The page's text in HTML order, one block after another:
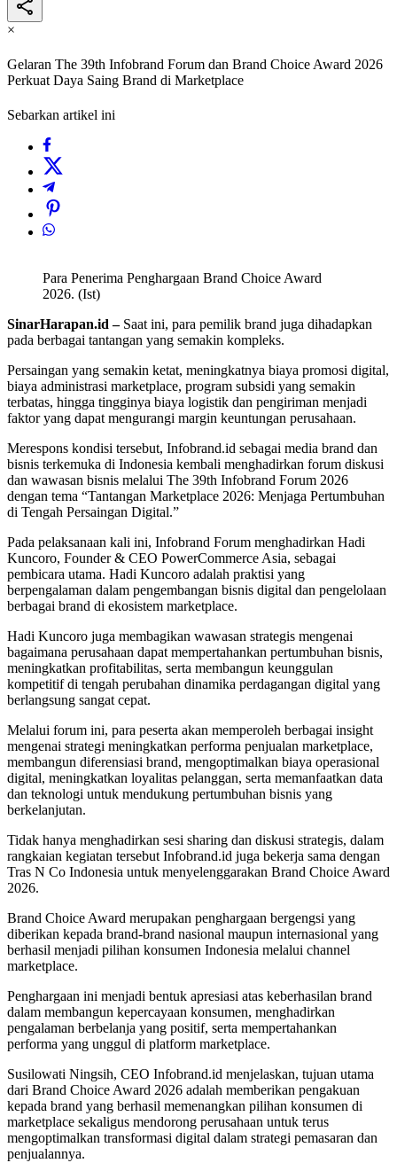
×
Gelaran The 39th Infobrand Forum dan Brand Choice Award 2026
Perkuat Daya Saing Brand di Marketplace
Sebarkan artikel ini
Para Penerima Penghargaan Brand Choice Award
2026. (Ist)
SinarHarapan.id –Saat ini, para pemilik brand juga dihadapkan
pada berbagai tantangan yang semakin kompleks.
Persaingan yang semakin ketat, meningkatnya biaya promosi digital,
biaya administrasi marketplace, program subsidi yang semakin
terbatas, hingga tingginya biaya logistik dan pengiriman menjadi
faktor yang dapat mengurangi margin keuntungan perusahaan.
Merespons kondisi tersebut, Infobrand.id sebagai media brand dan
bisnis terkemuka di Indonesia kembali menghadirkan forum diskusi
dan wawasan bisnis melalui The 39th Infobrand Forum 2026
dengan tema “Tantangan Marketplace 2026: Menjaga Pertumbuhan
di Tengah Persaingan Digital.”
Pada pelaksanaan kali ini, Infobrand Forum menghadirkan Hadi
Kuncoro, Founder & CEO PowerCommerce Asia, sebagai
pembicara utama. Hadi Kuncoro adalah praktisi yang
berpengalaman dalam pengembangan bisnis digital dan pengelolaan
berbagai brand di ekosistem marketplace.
Hadi Kuncoro juga membagikan wawasan strategis mengenai
bagaimana perusahaan dapat mempertahankan pertumbuhan bisnis,
meningkatkan profitabilitas, serta membangun keunggulan
kompetitif di tengah perubahan dinamika perdagangan digital yang
berlangsung sangat cepat.
Melalui forum ini, para peserta akan memperoleh berbagai insight
mengenai strategi meningkatkan performa penjualan marketplace,
membangun diferensiasi brand, mengoptimalkan biaya operasional
digital, meningkatkan loyalitas pelanggan, serta memanfaatkan data
dan teknologi untuk mendukung pertumbuhan bisnis yang
berkelanjutan.
Tidak hanya menghadirkan sesi sharing dan diskusi strategis, dalam
rangkaian kegiatan tersebut Infobrand.id juga bekerja sama dengan
Tras N Co Indonesia untuk menyelenggarakan Brand Choice Award
2026.
Brand Choice Award merupakan penghargaan bergengsi yang
diberikan kepada brand-brand nasional maupun internasional yang
berhasil menjadi pilihan konsumen Indonesia melalui channel
marketplace.
Penghargaan ini menjadi bentuk apresiasi atas keberhasilan brand
dalam membangun kepercayaan konsumen, menghadirkan
pengalaman berbelanja yang positif, serta mempertahankan
performa yang unggul di platform marketplace.
Susilowati Ningsih, CEO Infobrand.id menjelaskan, tujuan utama
dari Brand Choice Award 2026 adalah memberikan pengakuan
kepada brand yang berhasil memenangkan pilihan konsumen di
marketplace sekaligus mendorong perusahaan untuk terus
mengoptimalkan transformasi digital dalam strategi pemasaran dan
penjualannya.